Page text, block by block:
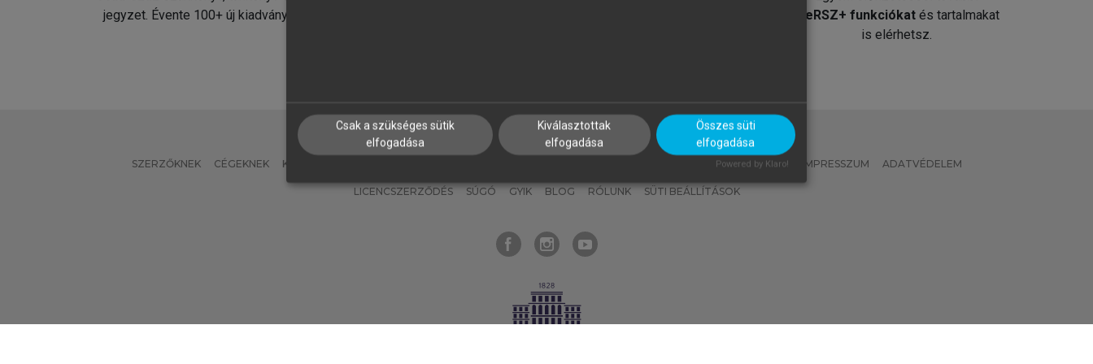
jegyzet. Évente 100+ új kiadvány.
MeRSZ+ funkciókat és tartalmakat
is elérhetsz.
SZERZŐKNEK CÉGEKNEK KÖNYVTÁROSOKNAK MI – ÁLTALÁNOS IRÁNYELVEK IMPRESSZUM ADATVÉDELEM
LICENCSZERZŐDÉS SÚGÓ GYIK BLOG RÓLUNK SÜTI BEÁLLÍTÁSOK
Csak a szükséges sütik
elfogadása
Kiválasztottak
elfogadása
Összes süti
elfogadása
Powered by Klaro!